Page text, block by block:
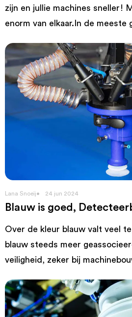
zijn en jullie machines sneller!
enorm van elkaar.In de meeste
Lana Snoeij 24 jun 2024
Blauw is goed,
Over de kleur blauw valt veel
blauw steeds meer
veiligheid, zeker bij